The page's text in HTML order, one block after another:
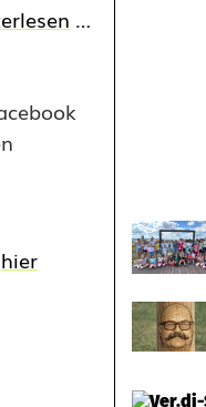
…
hier